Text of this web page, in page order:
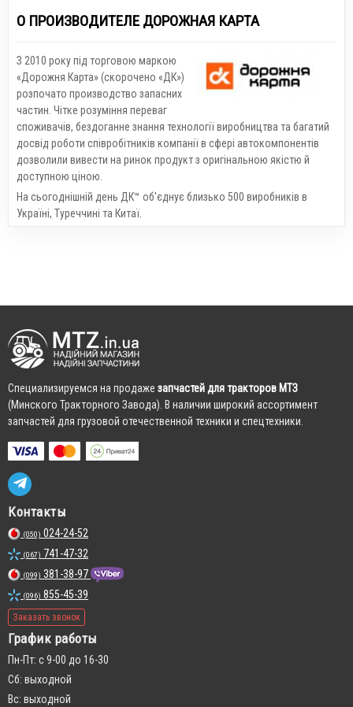
О ПРОИЗВОДИТЕЛЕ ДОРОЖНАЯ КАРТА
З 2010 року під торговою маркою
«Дорожня Карта» (скорочено «ДК»)
розпочато производство запасних
частин. Чітке розуміння переваг
споживачів, бездоганне знання технології виробництва та багатий
досвід роботи співробітників компанії в сфері автокомпонентів
дозволили вивести на ринок продукт з оригінальною якістю й
доступною ціною.
На сьогоднішній день ДК™ об'єднує близько 500 виробників в
Україні, Туреччині та Китаї.
Cпециализируемся на продаже запчастей для тракторов МТЗ
(Минского Тракторного Завода). В наличии широкий ассортимент
запчастей для грузовой отечественной техники и спецтехники.
Контакты
(050) 024-24-52
(067) 741-47-32
(099) 381-38-97
(096) 855-45-39
Заказать звонок
График работы
Пн-Пт: с 9-00 до 16-30
Сб: выходной
Вс: выходной